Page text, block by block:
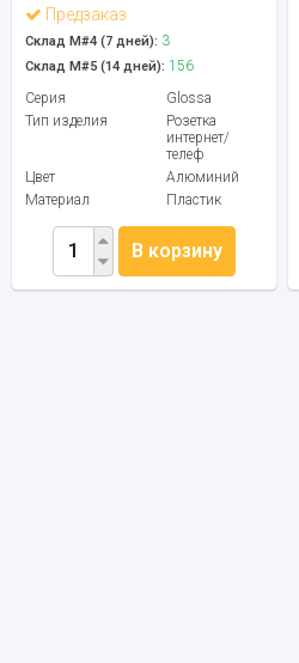
Предзаказ
Склад М#4 (7 дней): 3
Склад М#5 (14 дней): 156
Серия
Glossa
Тип изделия
Розетка
интернет/
телеф
Цвет
Алюминий
Материал
Пластик
В корзину